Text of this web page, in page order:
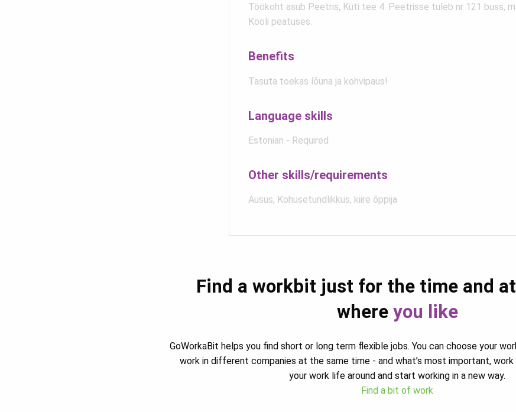
Töökoht asub Peetris, Küti tee 4. Peetrisse tuleb nr 121 buss,
Kooli peatuses.
Benefits
Tasuta toekas lõuna ja kohvipaus!
Language skills
Estonian - Required
Other skills/requirements
Ausus, Kohusetundlikkus, kiire õppija
Find a workbit just for the time and
where you like
GoWorkaBit helps you find short or long term flexible jobs. You can choose your
work in different companies at the same time - and what’s most important, work
your work life around and start working in a new way.
Find a bit of work